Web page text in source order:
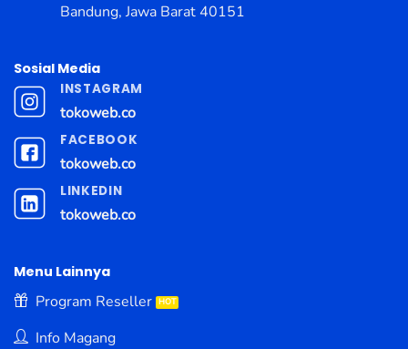
Bandung, Jawa Barat 40151
Sosial Media
INSTAGRAM
tokoweb.co
FACEBOOK
tokoweb.co
LINKEDIN
tokoweb.co
Menu Lainnya
Program Reseller
Info Magang